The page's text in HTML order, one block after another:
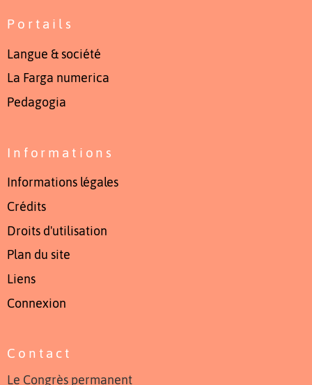
Portails
Langue & société
La Farga numerica
Pedagogia
Informations
Informations légales
Crédits
Droits d'utilisation
Plan du site
Liens
Connexion
Contact
Le Congrès permanent